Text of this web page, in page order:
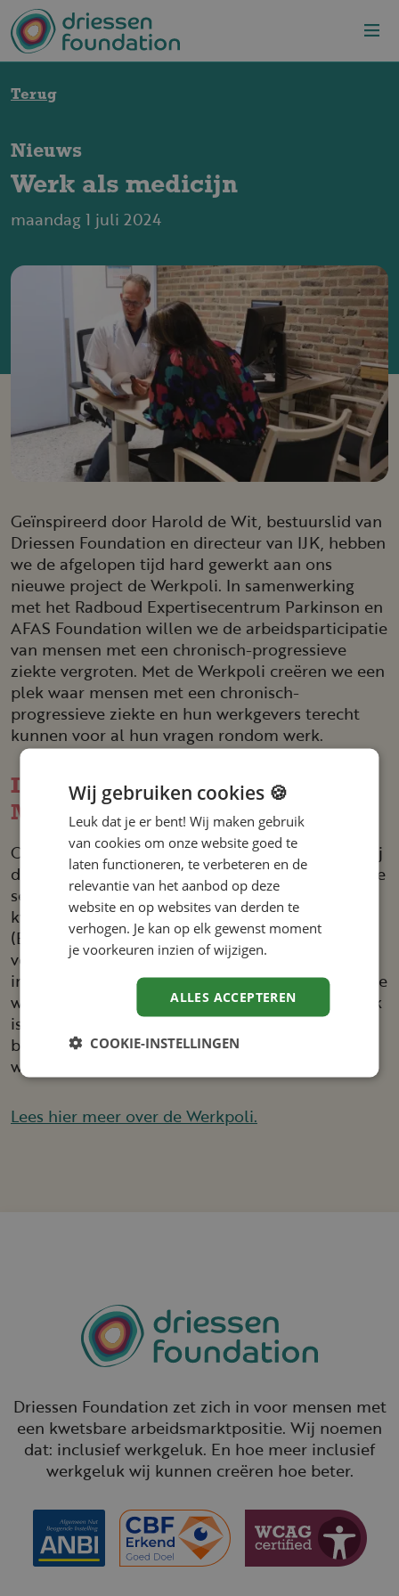
Overslaan en naar de inhoud gaan
Terug
Nieuws
Werk als medicijn
maandag 1 juli 2024
Geïnspireerd door Harold de Wit, bestuurslid van
Driessen Foundation en directeur van IJK, hebben
we de afgelopen tijd hard gewerkt aan ons
nieuwe project de Werkpoli. In samenwerking
met het Radboud Expertisecentrum Parkinson en
AFAS Foundation willen we de arbeidsparticipatie
van mensen met een chronisch-progressieve
ziekte vergroten. Met de Werkpoli creëren we een
plek waar mensen met een chronisch-
progressieve ziekte en hun werkgevers terecht
kunnen voor al hun vragen rondom werk.
Inspiratie­sessie Werk als
Medicijn
Op donderdag 17 oktober 2024 organiseerden wij
de inspiratiesessie Werk als Medicijn. Tijdens deze
sessie stonden persoonlijke verhalen centraal,
kwamen specialisten van het Radboud UMC
(Expertisecentrum Parkinson) aan het woord en
vertelden we je meer over ‘De Werkpoli’. We
inspireren werkgevers en zorgorganisaties over de
waarde van werk. Voor iemand die chronisch ziek
is geeft dit inkomen én zingeving. De werkgever
behoudt het talent en de waarde die de
werknemer toevoegt.
Lees hier meer over de Werkpoli.
Driessen Foundation zet zich in voor mensen met
een kwetsbare arbeidsmarktpositie. Wij noemen
dat: inclusief werkgeluk. En hoe meer inclusief
werkgeluk wij kunnen creëren hoe beter.
Wij gebruiken cookies 🍪
Leuk dat je er bent! Wij maken gebruik
van cookies om onze website goed te
laten functioneren, te verbeteren en de
relevantie van het aanbod op deze
website en op websites van derden te
verhogen. Je kan op elk gewenst moment
je voorkeuren inzien of wijzigen.
ALLES ACCEPTEREN
COOKIE-INSTELLINGEN